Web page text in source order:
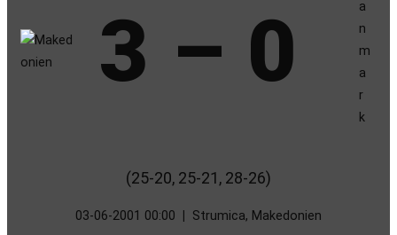
3 – 0
(25-20, 25-21, 28-26)
03-06-2001 00:00 Strumica, Makedonien